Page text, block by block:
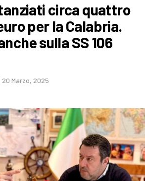
circa quattro
per la Calabria.
sulla SS 106
20 Marzo, 2025